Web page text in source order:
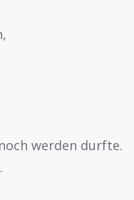
werden durfte.